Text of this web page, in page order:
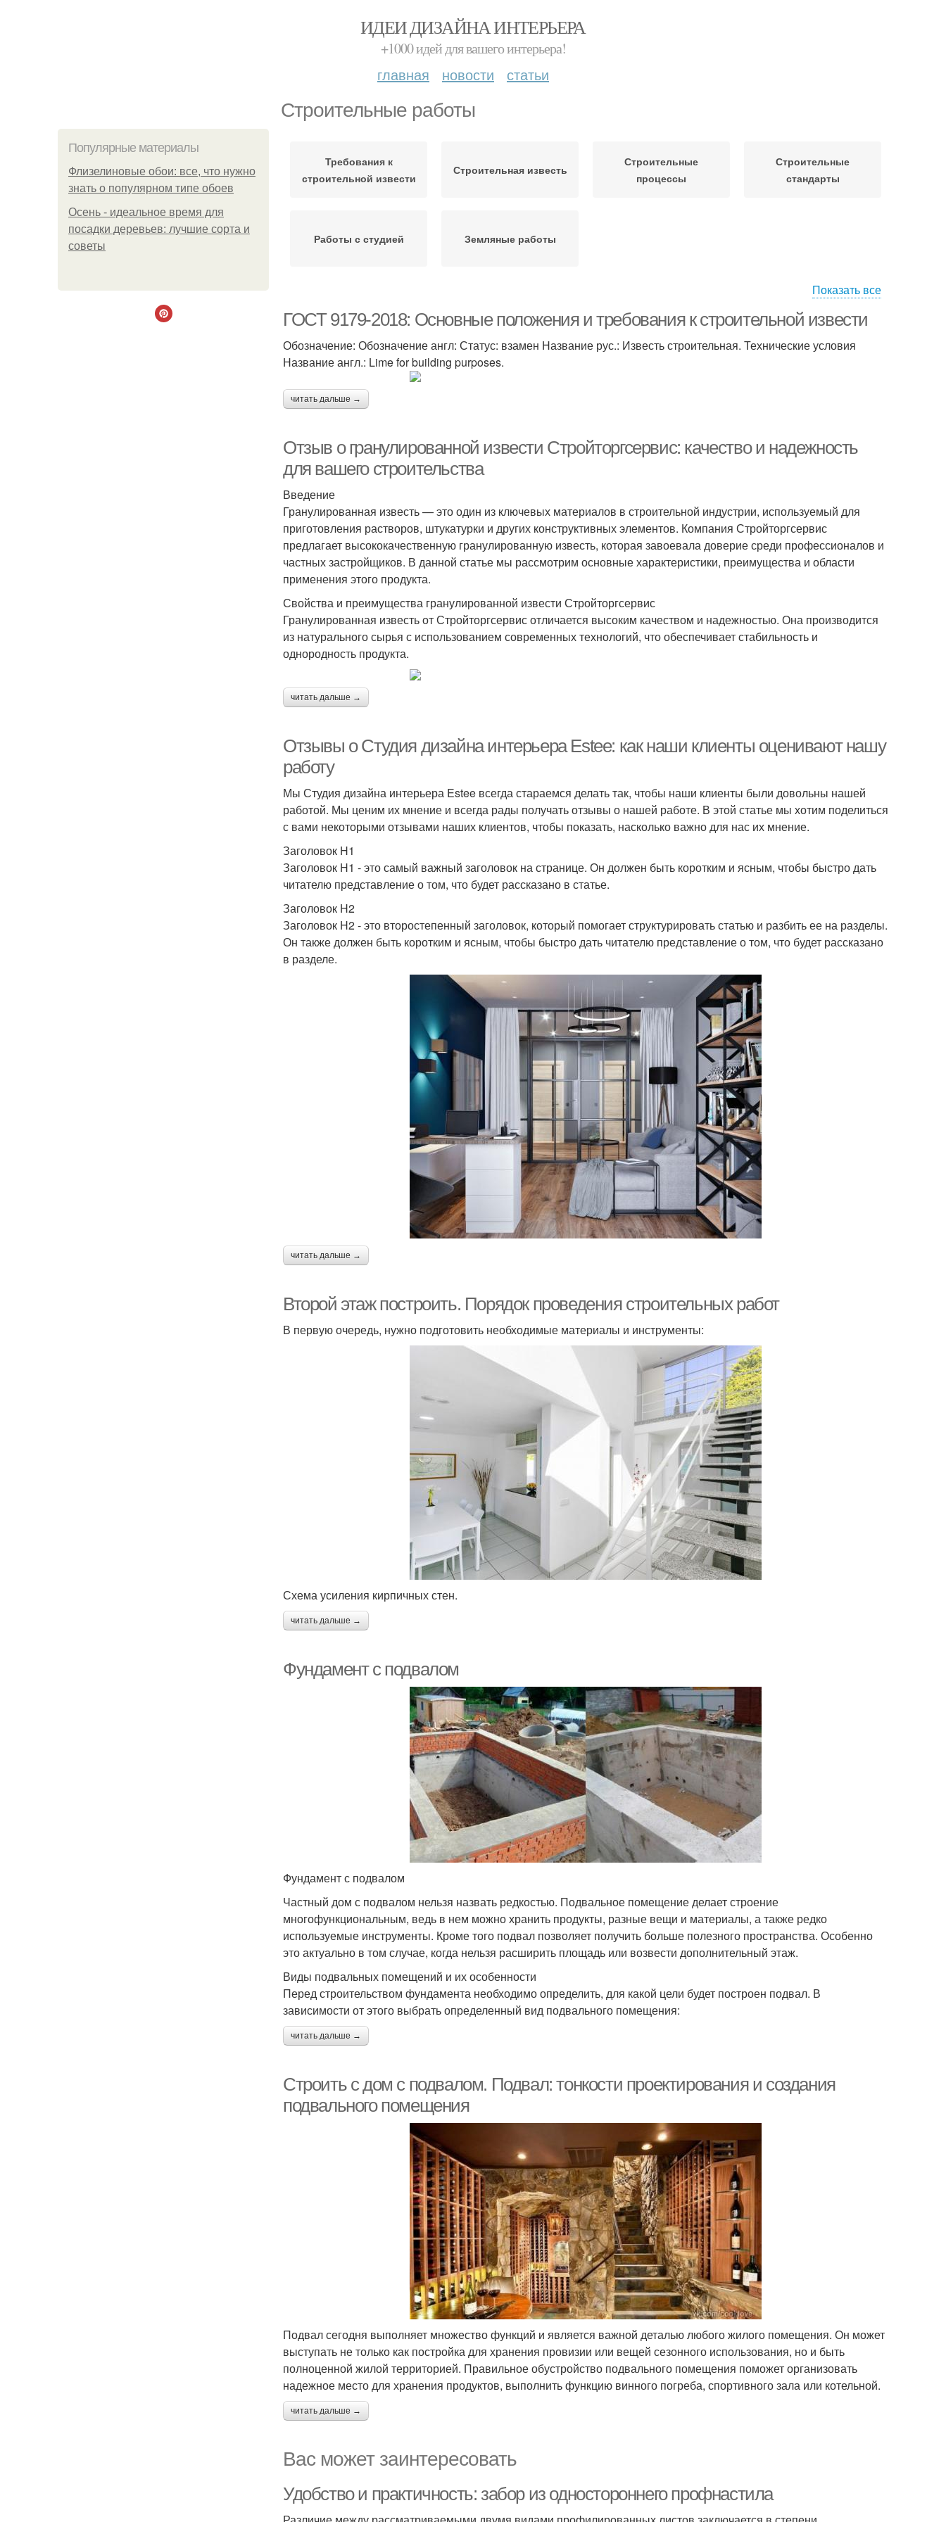
ИДЕИ ДИЗАЙНА ИНТЕРЬЕРА
+1000 идей для вашего интерьера!
главная новости статьи
Строительные работы
Популярные материалы
Флизелиновые обои: все, что нужно
знать о популярном типе обоев
Осень - идеальное время для
посадки деревьев: лучшие сорта и
советы
Требования к
строительной извести
Строительная известь
Строительные
процессы
Строительные
стандарты
Работы с студией Земляные работы
Показать все
ГОСТ 9179-2018: Основные положения и требования к строительной извести
Обозначение: Обозначение англ: Статус: взамен Название рус.: Известь строительная. Технические условия
Название англ.: Lime for building purposes.
читать дальше →
Отзыв о гранулированной извести Стройторгсервис: качество и надежность
для вашего строительства
Введение
Гранулированная известь — это один из ключевых материалов в строительной индустрии, используемый для
приготовления растворов, штукатурки и других конструктивных элементов. Компания Стройторгсервис
предлагает высококачественную гранулированную известь, которая завоевала доверие среди профессионалов и
частных застройщиков. В данной статье мы рассмотрим основные характеристики, преимущества и области
применения этого продукта.
Свойства и преимущества гранулированной извести Стройторгсервис
Гранулированная известь от Стройторгсервис отличается высоким качеством и надежностью. Она производится
из натурального сырья с использованием современных технологий, что обеспечивает стабильность и
однородность продукта.
читать дальше →
Отзывы о Студия дизайна интерьера Estee: как наши клиенты оценивают нашу
работу
Мы Студия дизайна интерьера Estee всегда стараемся делать так, чтобы наши клиенты были довольны нашей
работой. Мы ценим их мнение и всегда рады получать отзывы о нашей работе. В этой статье мы хотим поделиться
с вами некоторыми отзывами наших клиентов, чтобы показать, насколько важно для нас их мнение.
Заголовок H1
Заголовок H1 - это самый важный заголовок на странице. Он должен быть коротким и ясным, чтобы быстро дать
читателю представление о том, что будет рассказано в статье.
Заголовок H2
Заголовок H2 - это второстепенный заголовок, который помогает структурировать статью и разбить ее на разделы.
Он также должен быть коротким и ясным, чтобы быстро дать читателю представление о том, что будет рассказано
в разделе.
читать дальше →
Второй этаж построить. Порядок проведения строительных работ
В первую очередь, нужно подготовить необходимые материалы и инструменты:
Схема усиления кирпичных стен.
читать дальше →
Фундамент с подвалом
Фундамент с подвалом
Частный дом с подвалом нельзя назвать редкостью. Подвальное помещение делает строение
многофункциональным, ведь в нем можно хранить продукты, разные вещи и материалы, а также редко
используемые инструменты. Кроме того подвал позволяет получить больше полезного пространства. Особенно
это актуально в том случае, когда нельзя расширить площадь или возвести дополнительный этаж.
Виды подвальных помещений и их особенности
Перед строительством фундамента необходимо определить, для какой цели будет построен подвал. В
зависимости от этого выбрать определенный вид подвального помещения:
читать дальше →
Строить с дом с подвалом. Подвал: тонкости проектирования и создания
подвального помещения
Подвал сегодня выполняет множество функций и является важной деталью любого жилого помещения. Он может
выступать не только как постройка для хранения провизии или вещей сезонного использования, но и быть
полноценной жилой территорией. Правильное обустройство подвального помещения поможет организовать
надежное место для хранения продуктов, выполнить функцию винного погреба, спортивного зала или котельной.
читать дальше →
Вас может заинтересовать
Удобство и практичность: забор из одностороннего профнастила